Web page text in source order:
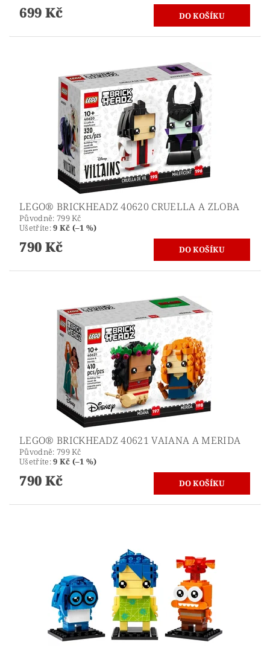
699 Kč
LEGO® BRICKHEADZ 40620 CRUELLA A ZLOBA
Původně: 799 Kč
Ušetříte:9 Kč (–1 %)
790 Kč
LEGO® BRICKHEADZ 40621 VAIANA A MERIDA
Původně: 799 Kč
Ušetříte:9 Kč (–1 %)
790 Kč